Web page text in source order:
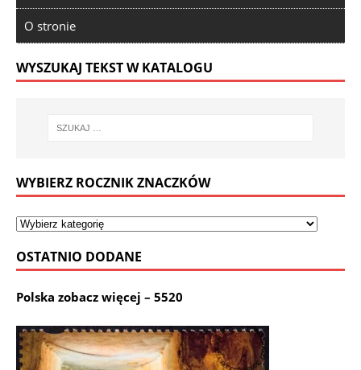
O stronie
WYSZUKAJ TEKST W KATALOGU
WYBIERZ ROCZNIK ZNACZKÓW
OSTATNIO DODANE
Polska zobacz więcej – 5520